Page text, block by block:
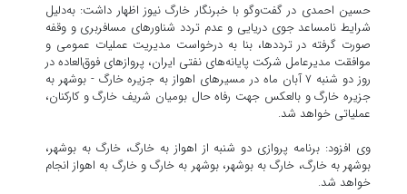
حسین احمدی در گفت‌وگو با خبرنگار خارگ نیوز اظهار داشت: به‌دلیل
شرایط نامساعد جوی دریایی و عدم تردد شناورهای مسافربری و وقفه
صورت گرفته در ترددها، بنا به درخواست مدیریت عملیات عمومی و
موافقت مدیرعامل شرکت پایانه‌های نفتی ایران، پروازهای فوق‌العاده در
روز دو شنبه ۷ آبان ماه در مسیرهای اهواز به جزیره خارگ - بوشهر به
جزیره خارگ و بالعکس جهت رفاه حال بومیان شریف خارگ و کارکنان،
عملیاتی خواهد شد.
وی افزود: برنامه پروازی دو شنبه از اهواز به خارگ، خارگ به بوشهر،
بوشهر به خارگ، خارگ به بوشهر، بوشهر به خارگ و خارگ به اهواز انجام
خواهد شد.